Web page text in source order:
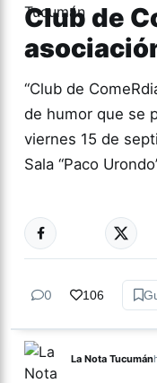
Club de
“Club de
de humor que se
viernes 15 de
Sala “Paco
CULTURA
0 106
La Nota Tucumán